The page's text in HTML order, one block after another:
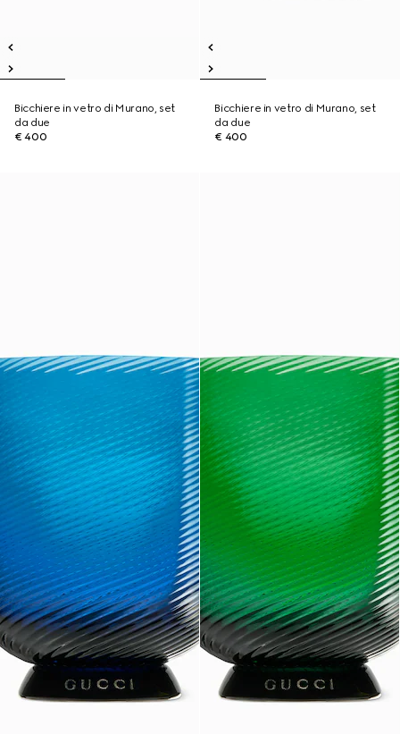
Bicchiere in vetro di Murano, set
da due
€ 400
Bicchiere in vetro di Murano, set
da due
€ 400